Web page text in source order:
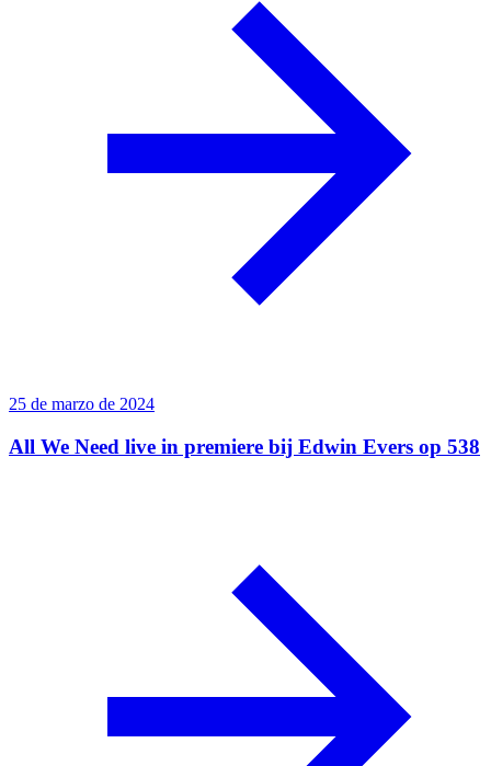
25 de marzo de 2024
All We Need live in premiere bij Edwin Evers op 538